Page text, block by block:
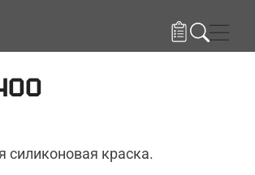
силиконовая краска.